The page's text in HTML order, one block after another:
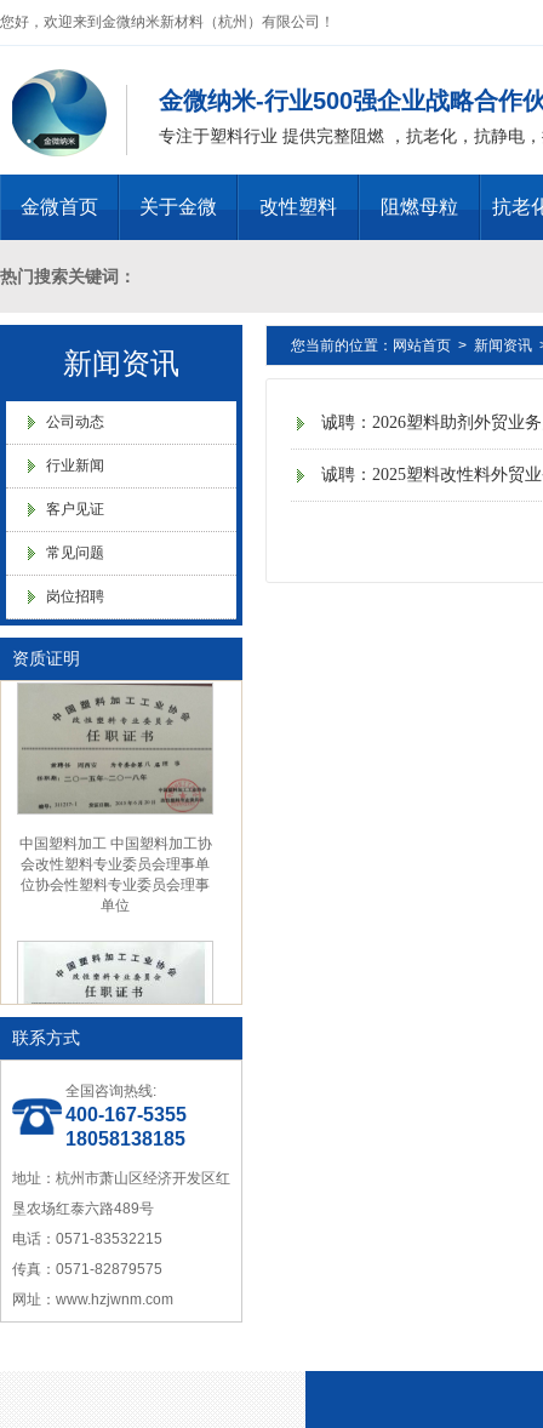
您好，欢迎来到金微纳米新材料（杭州）有限公司！
金微纳米-行业500强企业战略合作
专注于塑料行业 提供完整阻燃 ，抗老化，抗静电
金微首页 关于金微 改性塑料 阻燃母粒 抗老
热门搜索关键词：
十溴二苯乙烷母粒，三氧化二锑母粒，三氧化二锑替代物 PVC 无卤
燃 ABS阻燃 ，PA 阻燃，PET阻燃 ，PBT阻燃 ，环氧树脂阻燃，玻璃
化，抗静电母粒，阻燃料，抗老化料，环氧树脂抗老化，油漆涂料抗菌
新闻资讯
公司动态
行业新闻
客户见证
常见问题
岗位招聘
资质证明
浙江省创新型企业稳定
金微纳米新材料 杭州）公司营
业执照
金微纳米（杭州）有限公司搬
新址
中国塑料加工 中国塑料加工协
会改性塑料专业委员会理事单
位协会性塑料专业委员会理事
单位
中国塑料加工工业协会理事
宁波塑料行业优秀供应商
联系方式
全国咨询热线:
400-167-5355
18058138185
地址：杭州市萧山区经济开发区红
垦农场红泰六路489号
电话：0571-83532215
传真：0571-82879575
网址：www.hzjwnm.com
您当前的位置： 网站首页 > 新闻资讯
诚聘：2026塑料助剂外贸业
诚聘：2025塑料改性料外贸